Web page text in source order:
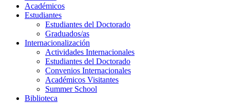
Académicos
Estudiantes
Estudiantes del Doctorado
Graduados/as
Internacionalización
Actividades Internacionales
Estudiantes del Doctorado
Convenios Internacionales
Académicos Visitantes
Summer School
Biblioteca